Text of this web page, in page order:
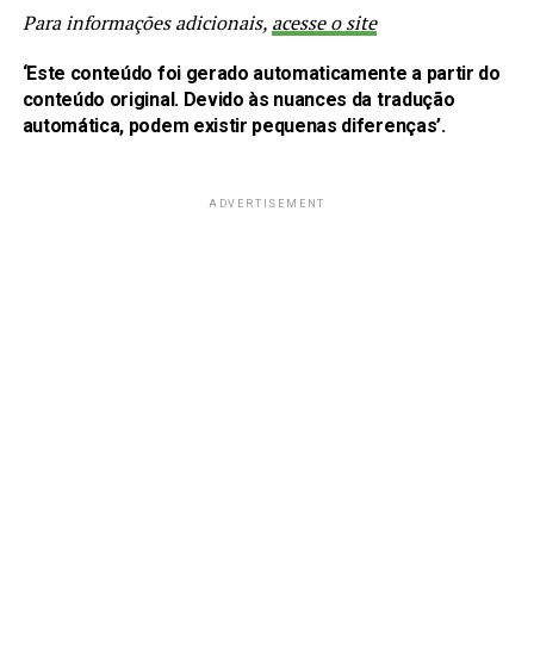
Para informações adicionais, acesse o site
‘Este conteúdo foi gerado automaticamente a partir do
conteúdo original. Devido às nuances da tradução
automática, podem existir pequenas diferenças’.
ADVERTISEMENT